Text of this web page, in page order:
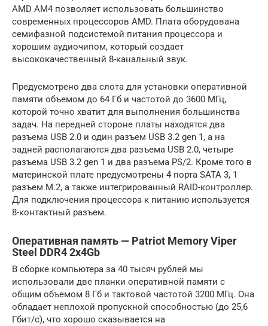
AMD AM4 позволяет использовать большинство
современных процессоров AMD. Плата оборудована
семифазной подсистемой питания процессора и
хорошим аудиочипом, который создает
высококачественный 8-канальный звук.
Предусмотрено два слота для установки оперативной
памяти объемом до 64 Гб и частотой до 3600 МГц,
которой точно хватит для выполнения большинства
задач. На передней стороне платы находятся два
разъема USB 2.0 и один разъем USB 3.2 gen 1, а на
задней располагаются два разъема USB 2.0, четыре
разъема USB 3.2 gen 1 и два разъема PS/2. Кроме того в
материнской плате предусмотрены 4 порта SATA 3, 1
разъем M.2, а также интегрированный RAID-контроллер.
Для подключения процессора к питанию используется
8-контактный разъем.
Оперативная память — Patriot Memory Viper
Steel DDR4 2x4Gb
В сборке компьютера за 40 тысяч рублей мы
использовали две планки оперативной памяти с
общим объемом 8 Гб и тактовой частотой 3200 МГц. Она
обладает неплохой пропускной способностью (до 25,6
Гбит/с), что хорошо сказывается на